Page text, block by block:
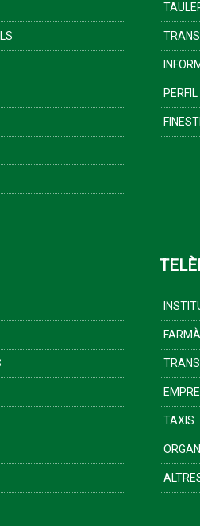
TAXIS